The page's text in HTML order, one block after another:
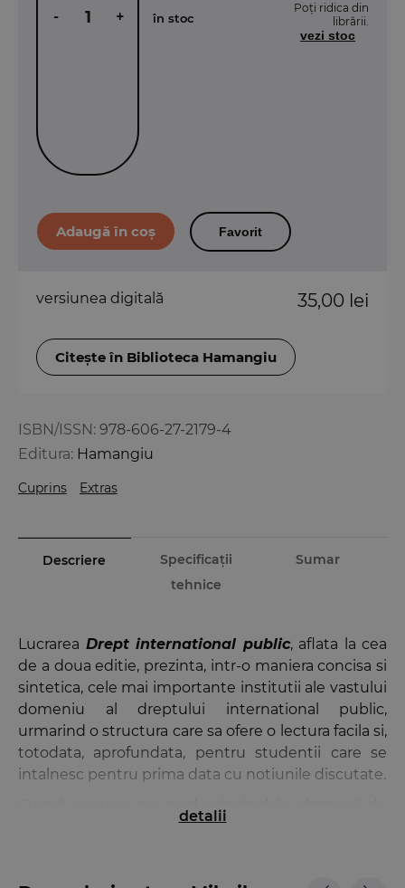
ISBN/ISSN: 978-606-27-2179-4
Editura: Hamangiu
Cuprins Extras
- + în stoc
Poți ridica din
librării.
vezi stoc
Favorit
versiunea digitală 35,00 lei
Citește în Biblioteca Hamangiu
Descriere
Specificații
tehnice
Sumar
Lucrarea Drept international public, aflata la cea
de a doua editie, prezinta, intr-o maniera concisa si
sintetica, cele mai importante institutii ale vastului
domeniu al dreptului international public,
urmarind o structura care sa ofere o lectura facila si,
totodata, aprofundata, pentru studentii care se
intalnesc pentru prima data cu notiunile discutate.
Cursul expune pe rand principalele domenii de
referinta ale dreptului international public, pornind
detalii